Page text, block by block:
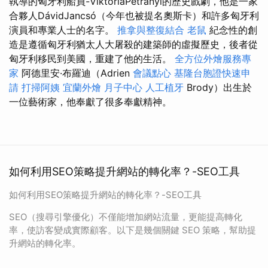
合夥人DávidJancsó（今年也被提名奧斯卡）和許多匈牙利
演員和專業人士的名字。 推拿與整復結合 老鼠 紀念性的創
造是遵循匈牙利猶太人大屠殺的建築師的虛擬歷史，後者從
匈牙利移民到美國，重建了他的生活。 全方位外燴服務專
家 阿德里安·布羅迪（Adrien 會議點心 基隆台胞證快速申
請 打掃阿姨 宜蘭外燴 月子中心 人工植牙 Brody）出生於
一位藝術家，他奉獻了很多奉獻精神。
如何利用SEO策略提升網站的轉化率？-SEO工具
如何利用SEO策略提升網站的轉化率？-SEO工具
SEO（搜尋引擎優化）不僅能增加網站流量，更能提高轉化
率，使訪客變成實際顧客。以下是幾個關鍵 SEO 策略，幫助提
升網站的轉化率。